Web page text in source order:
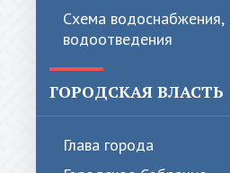
Схема водоснабжения,
водоотведения
ГОРОДСКАЯ ВЛАСТЬ
Глава города